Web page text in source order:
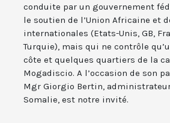
conduite par un gouvernement
le soutien de l’Union Africaine et
internationales (Etats-Unis, GB,
Turquie), mais qui ne contrôle
côte et quelques quartiers de la
Mogadiscio. A l’occasion de son
Mgr Giorgio Bertin,
Somalie, est notre invité.